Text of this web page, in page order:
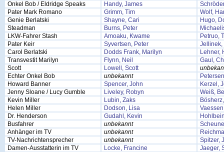
Onkel Bob / Eldridge Speaks
Handy, James
Pater Mark Romano
Grimm, Tim
Wolf,
Genie Berlatski
Shayne, Cari
Hugo,
Steadman
Burns, Peter
LKW-Fahrer Stash
Amoaku, Kwame
Petruo,
Pater Keir
Syvertsen, Peter
Jellinek,
Carol Berlatski
Dodds Frank, Marilyn
Lehner,
Transvestit Marilyn
Flynn, Neil
Gaul,
Scott
Lowell, Scott
Echter Onkel Bob
unbekannt
Howard Banner
Spencer, John
Kerzel,
Jenny Sloane / Lucy Gumble
Liveley, Robyn
Weiß,
Kevin Miller
Lubin, Zaks
Helen Miller
Dodson, Lisa
Dr. Henderson
Gudahl, Kevin
Busfahrer
unbekannt
Anhänger im TV
unbekannt
TV-Nachrichtensprecher
unbekannt
Spitzer,
Damen-Ausstatterin im TV
Locke, Francine
Jaeger,